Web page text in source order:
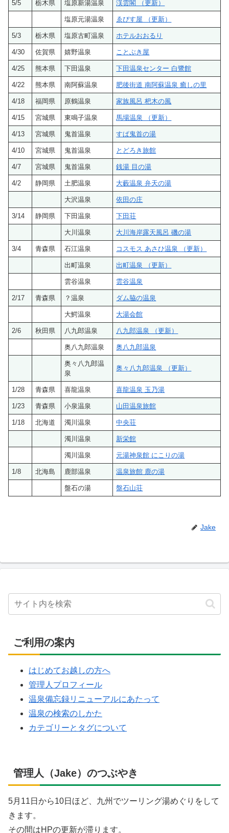
5/5 栃木県 塩原新湯温泉 渓雲閣 （更新）
塩原元湯温泉 ゑびす屋 （更新）
5/3 栃木県 塩原古町温泉 ホテルおおるり
4/30 佐賀県 嬉野温泉 ことぶき屋
4/25 熊本県 下田温泉 下田温泉センター 白鷺館
4/22 熊本県 南阿蘇温泉 肥後街道 南阿蘇温泉 癒しの里
4/18 福岡県 原鶴温泉 家族風呂 杷木の風
4/15 宮城県 東鳴子温泉 馬場温泉 （更新）
4/13 宮城県 鬼首温泉 すぱ鬼首の湯
4/10 宮城県 鬼首温泉 とどろき旅館
4/7 宮城県 鬼首温泉 銭湯 目の湯
4/2 静岡県 土肥温泉 大藪温泉 弁天の湯
大沢温泉 依田の庄
3/14 静岡県 下田温泉 下田荘
大川温泉 大川海岸露天風呂 磯の湯
3/4 青森県 石江温泉 コスモス あさひ温泉 （更新）
出町温泉 出町温泉 （更新）
雲谷温泉 雲谷温泉
2/17 青森県 ？温泉 ダム脇の温泉
大鰐温泉 大湯会館
2/6 秋田県 八九郎温泉 八九郎温泉 （更新）
奥八九郎温泉 奥八九郎温泉
奥々八九郎温
泉
奥々八九郎温泉 （更新）
1/28 青森県 喜龍温泉 喜龍温泉 玉乃湯
1/23 青森県 小泉温泉 山田温泉旅館
1/18 北海道 濁川温泉 中央荘
濁川温泉 新栄館
濁川温泉 元湯神泉館 にこりの湯
1/8 北海島 鹿部温泉 温泉旅館 鹿の湯
盤石の湯 盤石山荘
Jake
ご利用の案内
はじめてお越しの方へ
管理人プロフィール
温泉備忘録リニューアルにあたって
温泉の検索のしかた
カテゴリーとタグについて
管理人（Jake）のつぶやき
5月11日から10日ほど、九州でツーリング湯めぐりをして
きます。
その間はHPの更新が滞ります。